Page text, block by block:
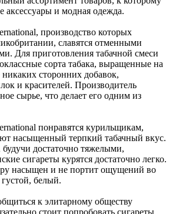
аксессуары и модная одежда.
производство которых
славятся отменными
Для приготовления табачной смеси
сорта табака, выращенные на
сторонних добавок,
и красителей. Производитель
сырье, что делает его одним из
понравятся курильщикам,
насыщенный терпкий табачный вкус.
достаточно тяжелыми,
сигареты курятся достаточно легко.
насыщен и не портит ощущений во
белый.
к элитарному обществу
стоит попробовать сигареты